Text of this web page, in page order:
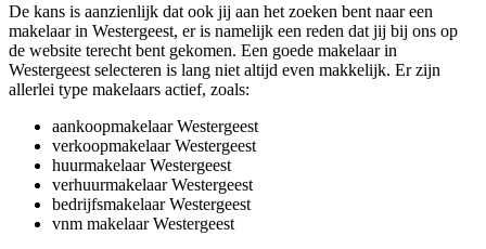
De kans is aanzienlijk dat ook jij aan het zoeken bent naar een
makelaar in Westergeest, er is namelijk een reden dat jij bij ons op
de website terecht bent gekomen. Een goede makelaar in
Westergeest selecteren is lang niet altijd even makkelijk. Er zijn
allerlei type makelaars actief, zoals:
aankoopmakelaar Westergeest
verkoopmakelaar Westergeest
huurmakelaar Westergeest
verhuurmakelaar Westergeest
bedrijfsmakelaar Westergeest
vnm makelaar Westergeest